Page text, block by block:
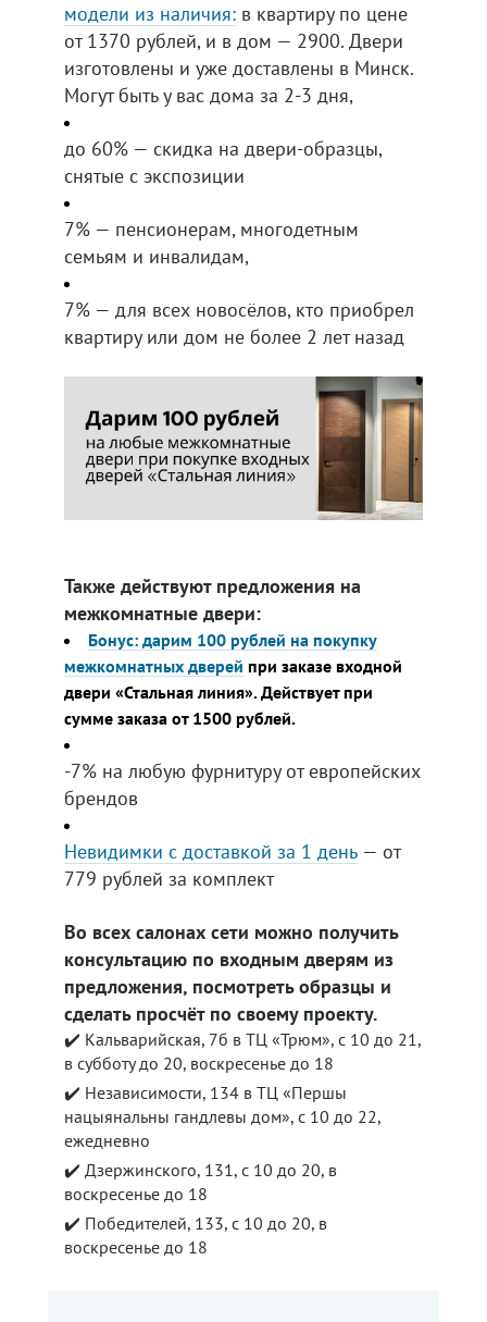
модели из наличия: в квартиру по цене
от 1370 рублей, и в дом — 2900. Двери
изготовлены и уже доставлены в Минск.
Могут быть у вас дома за 2-3 дня,
до 60% — скидка на двери-образцы,
снятые с экспозиции
7% — пенсионерам, многодетным
семьям и инвалидам,
7% — для всех новосёлов, кто приобрел
квартиру или дом не более 2 лет назад
Также действуют предложения на
межкомнатные двери:
Бонус: дарим 100 рублей на покупку
межкомнатных дверей при заказе входной
двери «Стальная линия». Действует при
сумме заказа от 1500 рублей.
-7% на любую фурнитуру от европейских
брендов
Невидимки с доставкой за 1 день — от
779 рублей за комплект
Во всех салонах сети можно получить
консультацию по входным дверям из
предложения, посмотреть образцы и
сделать просчёт по своему проекту.
✔️ Кальварийская, 7б в ТЦ «Трюм», с 10 до 21,
в субботу до 20, воскресенье до 18
✔️ Независимости, 134 в ТЦ «Першы
нацыянальны гандлевы дом», с 10 до 22,
ежедневно
✔️ Дзержинского, 131, с 10 до 20, в
воскресенье до 18
✔️ Победителей, 133, с 10 до 20, в
воскресенье до 18